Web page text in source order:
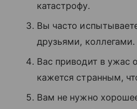
катастрофу.
Вы часто
друзьями, коллегами.
Вас приводит в ужас
кажется странным,
Вам не нужно